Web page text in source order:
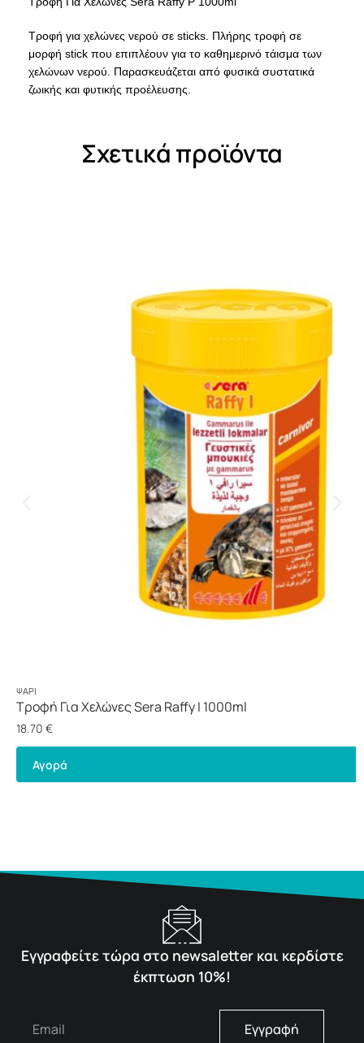
Τροφή για χελώνες νερού σε sticks. Πλήρης τροφή σε
μορφή stick που επιπλέουν για το καθημερινό τάισμα των
χελώνων νερού. Παρασκευάζεται από φυσικά συστατικά
ζωικής και φυτικής προέλευσης.
Σχετικά προϊόντα
ΨΆΡΙ
Τροφή Για Χελώνες Sera Raffy I 1000ml
18.70 €
Αγορά
Εγγραφείτε τώρα στο newsaletter και κερδίστε
έκπτωση 10%!
Εγγραφή